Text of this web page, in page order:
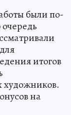
были по-
итогов
художников.
на